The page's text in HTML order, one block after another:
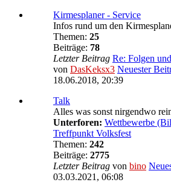
Kirmesplaner - Service
Infos rund um den
Themen: 25
Beiträge: 78
Letzter Beitrag Re: Folgen
von DasKeksx3 Neuester
18.06.2018, 20:39
Talk
Alles was sonst nirgendwo
Unterforen: Wettbewerbe
Treffpunkt Volksfest
Themen: 242
Beiträge: 2775
Letzter Beitrag von bino
03.03.2021, 06:08